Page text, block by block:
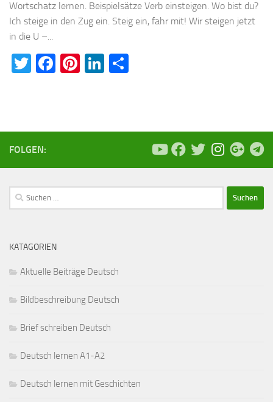
Wortschatz lernen. Beispielsätze Verb einsteigen. Wo bist du?
Ich steige in den Zug ein. Steig ein, fahr mit! Wir steigen jetzt
in die U –...
Twitter
Facebook
Pinterest
LinkedIn
FOLGEN:
Suchen
nach:
KATAGORIEN
Aktuelle Beiträge Deutsch
Bildbeschreibung Deutsch
Brief schreiben Deutsch
Deutsch lernen A1-A2
Deutsch lernen mit Geschichten